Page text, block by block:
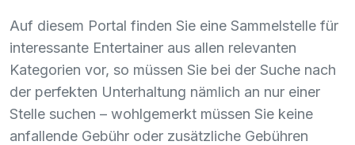
Auf diesem Portal finden Sie eine Sammelstelle für
interessante Entertainer aus allen relevanten
Kategorien vor, so müssen Sie bei der Suche nach
der perfekten Unterhaltung nämlich an nur einer
Stelle suchen – wohlgemerkt müssen Sie keine
anfallende Gebühr oder zusätzliche Gebühren